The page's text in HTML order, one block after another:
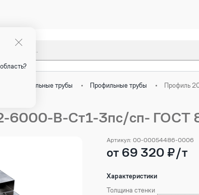
Стальные трубы Профильные трубы Профиль
6000-В-Ст1-3пс/сп-
Артикул: 00-00054486-0006
от 69 320 ₽/т
Характеристики
Толщина стенки